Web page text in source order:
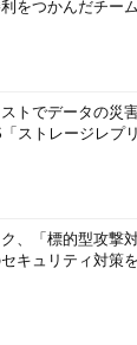
をつかんだチー
トでデータの災
ストレージレプ
ク、「標的型攻
キュリティ対策